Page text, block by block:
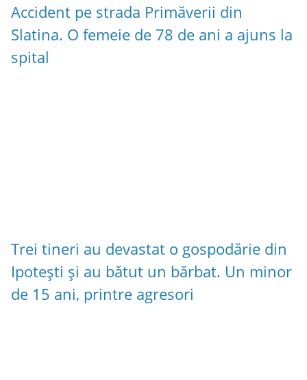
Accident pe strada Primăverii din
Slatina. O femeie de 78 de ani a ajuns la
spital
Trei tineri au devastat o gospodărie din
Ipotești și au bătut un bărbat. Un minor
de 15 ani, printre agresori